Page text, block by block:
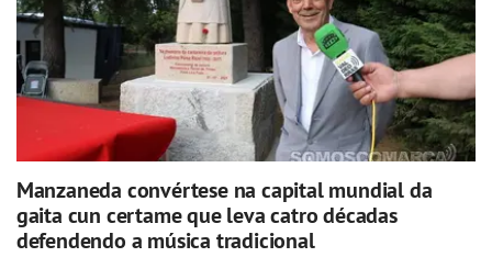
Manzaneda convértese na capital mundial da
gaita cun certame que leva catro décadas
defendendo a música tradicional